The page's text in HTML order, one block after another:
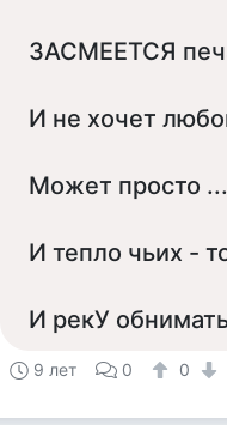
ЗАСМЕЕТСЯ
И не хочет
Может просто
И тепло чьих -
И рекУ
9 лет 0 0